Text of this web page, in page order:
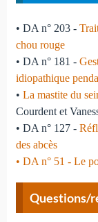
• DA n° 203 -
chou rouge
• DA n° 181 -
idiopathique
• La mastite du
Courdent et
• DA n° 127 -
des abcès
• DA n° 51 - Le
Questions/